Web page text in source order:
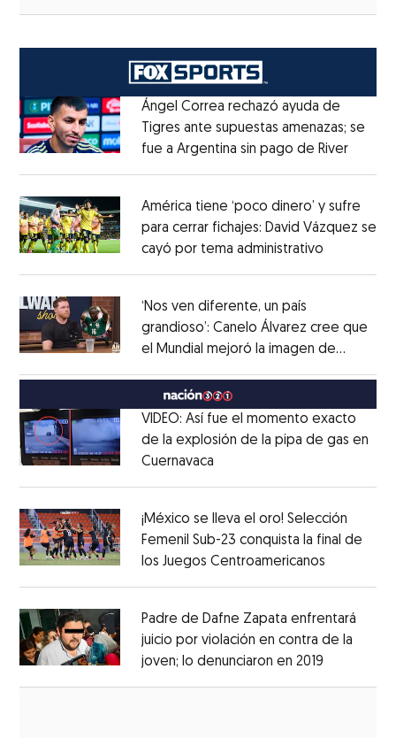
Ángel Correa rechazó ayuda de
Tigres ante supuestas amenazas; se
fue a Argentina sin pago de RiverOpens
América tiene ‘poco dinero’ y sufre
para cerrar fichajes: David Vázquez se
cayó por tema administrativo
‘Nos ven diferente, un país
grandioso’: Canelo Álvarez cree que
el Mundial mejoró la imagen de
MéxicoOpens in new window
VIDEO: Así fue el momento exacto
de la explosión de la pipa de gas en
Cuernavaca
¡México se lleva el oro! Selección
Femenil Sub-23 conquista la final de
los Juegos Centroamericanos
Padre de Dafne Zapata enfrentará
juicio por violación en contra de la
joven; lo denunciaron en 2019